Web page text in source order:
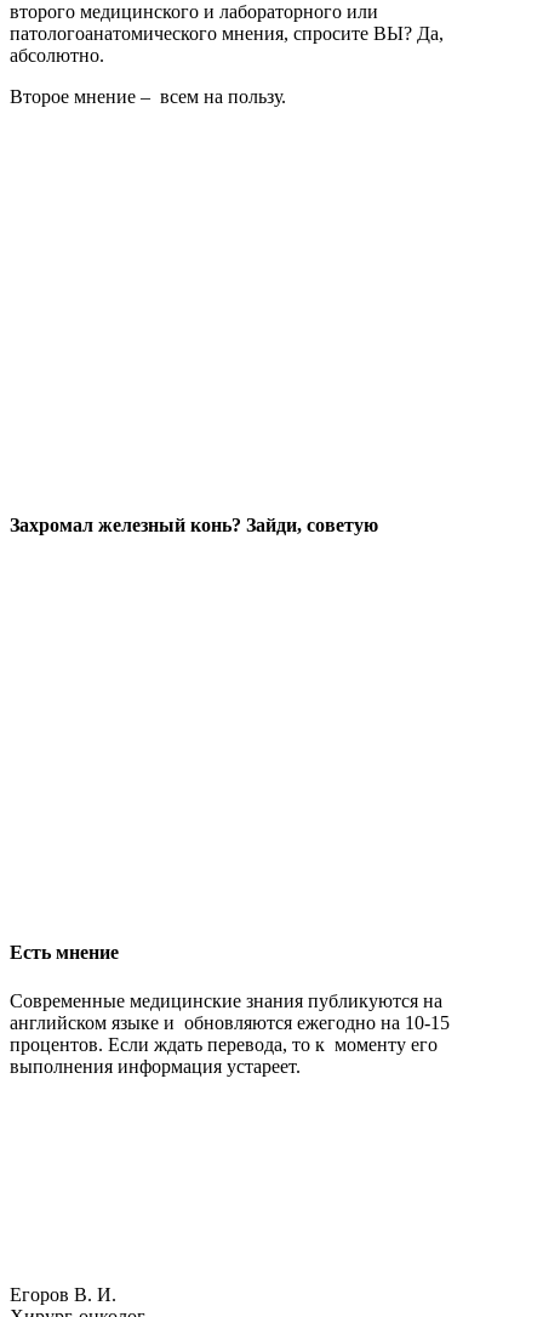
второго медицинского и лабораторного или
патологоанатомического мнения, спросите ВЫ? Да,
абсолютно.
Второе мнение – всем на пользу.
Захромал железный конь? Зайди, советую
Есть мнение
Современные медицинские знания публикуются на
английском языке и обновляются ежегодно на 10-15
процентов. Если ждать перевода, то к моменту его
выполнения информация устареет.
Егоров В. И.